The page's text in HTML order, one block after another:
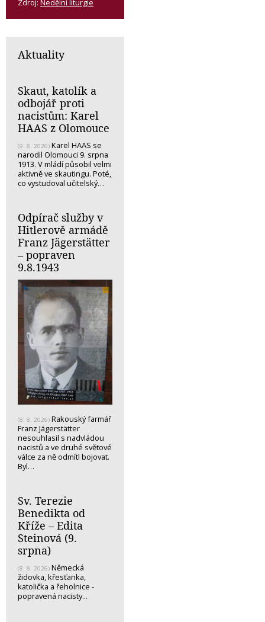
Zdroj: Nedělní liturgie
Aktuality
Skaut, katolík a
odbojář proti
nacistům: Karel
HAAS z Olomouce
(9. 8. 2026) Karel HAAS se
narodil Olomouci 9. srpna
1913. V mládí působil velmi
aktivně ve skautingu. Poté,
co vystudoval učitelský…
Odpírač služby v
Hitlerově armádě
Franz Jägerstätter
– popraven
9.8.1943
(8. 8. 2026) Rakouský farmář
Franz Jägerstätter
nesouhlasil s nadvládou
nacistů a ve druhé světové
válce za ně odmítl bojovat.
Byl…
Sv. Terezie
Benedikta od
Kříže – Edita
Steinová (9.
srpna)
(8. 8. 2026) Německá
židovka, křesťanka,
katolička a řeholnice -
popravená nacisty...